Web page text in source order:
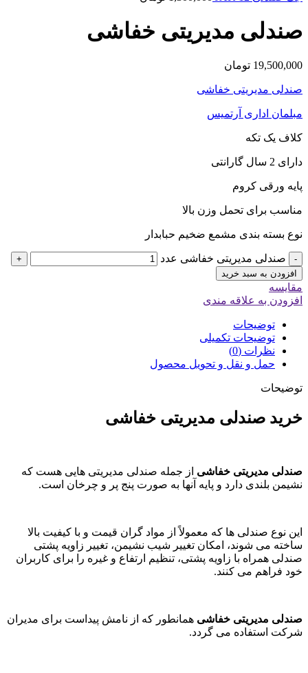
صندلی مدیریتی خفاشی
19,500,000 تومان
صندلی مدیریتی خفاشی
مبلمان اداری آرتمیس
کلاف یک تکه
دارای 2 سال گارانتی
پایه ورقی کروم
مناسب برای تحمل وزن بالا
نوع بسته بندی مشمع ضخیم حبابدار
- صندلی مدیریتی خفاشی عدد
+
افزودن به سبد خرید
مقایسه
افزودن به علاقه مندی
توضیحات
توضیحات تکمیلی
نظرات (0)
حمل و نقل و تحویل محصول
توضیحات
خرید صندلی مدیریتی خفاشی
صندلی مدیریتی خفاشی از جمله صندلی مدیریتی هایی هست که
نشیمن بلندی دارد و پایه آنها به صورت پنج پر و چرخان است.
این نوع صندلی ها که معمولاً از مواد گران قیمت و با کیفیت بالا
ساخته می شوند، امکان تغییر شیب نشیمن، تغییر زاویه پشتی
صندلی همراه با زاویه پشتی، تنظیم ارتفاع و غیره را برای کاربران
خود فراهم می کنند.
صندلی مدیریتی خفاشی همانطور که از نامش پیداست برای مدیران
شرکت استفاده می گردد.